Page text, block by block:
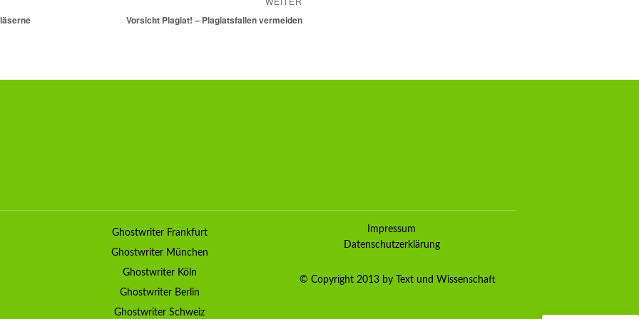
Vorsicht Plagiat! – Plagiatsfallen vermeiden
Ghostwriter Frankfurt
Ghostwriter München
Ghostwriter Köln
Ghostwriter Berlin
Ghostwriter Schweiz
Impressum
Datenschutzerklärung
© Copyright 2013 by Text und Wissenschaft
TEXT& WISSENSCHAFT
72